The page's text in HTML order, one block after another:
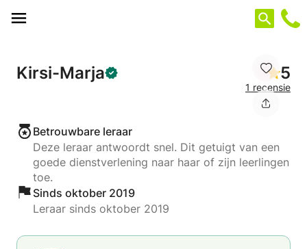
Kirsi-Marja 5
1 recensie
Betrouwbare leraar
Deze leraar antwoordt snel. Dit getuigt van een
goede dienstverlening naar haar of zijn leerlingen
toe.
Sinds oktober 2019
Leraar sinds oktober 2019